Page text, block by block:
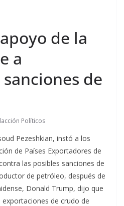
de la
a
de
Políticos
Pezeshkian, instó a los
de Países Exportadores de
las posibles sanciones de
de petróleo, después de
Donald Trump, dijo que
de crudo de